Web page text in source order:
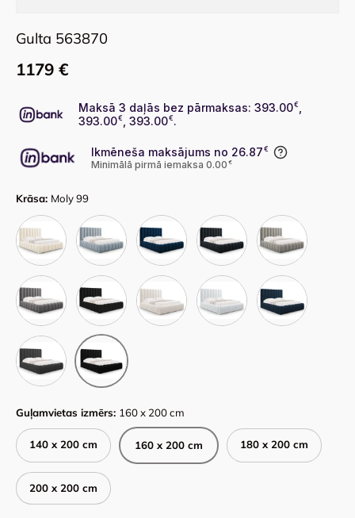
Gulta 563870
1179 €
Maksā 3 daļās bez pārmaksas: 393.00€
393.00€ , 393.00€ .
Ikmēneša maksājums no 26.87 €
Minimālā pirmā iemaksa 0.00 €
Krāsa: Moly 99
Bluvel 22 Bluvel 06 Bluvel 86 Bluvel 89 Bluvel 13
Bluvel 14 Bluvel 19 Moly 04 Moly 70 Moly 79
Moly 97 Moly 99
Guļamvietas izmērs: 160 x 200 cm
140 x 200 cm 160 x 200 cm 180 x 200 cm
200 x 200 cm